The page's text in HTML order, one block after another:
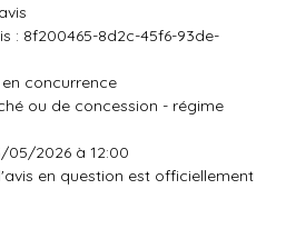
: 8f200465-8d2c-45f6-93de-
concurrence
ou de concession - régime
05/2026 à 12:00
en question est officiellement